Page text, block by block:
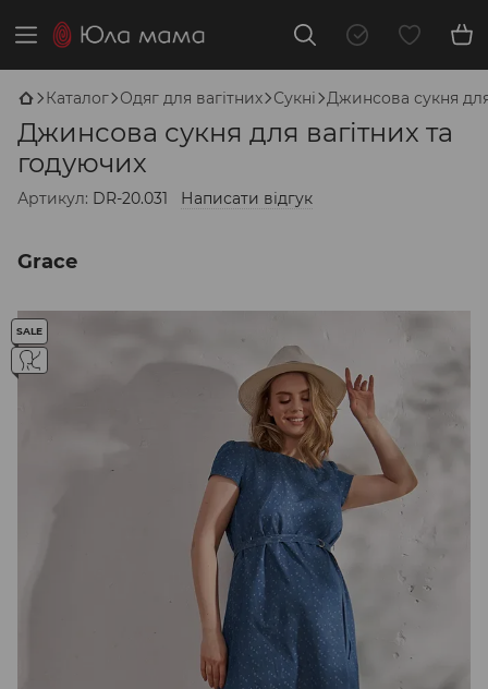
Каталог Одяг для вагітних Сукні Джинсова сукня
Джинсова сукня для вагітних та
годуючих
Артикул: DR-20.031 Написати відгук
Grace
SALE